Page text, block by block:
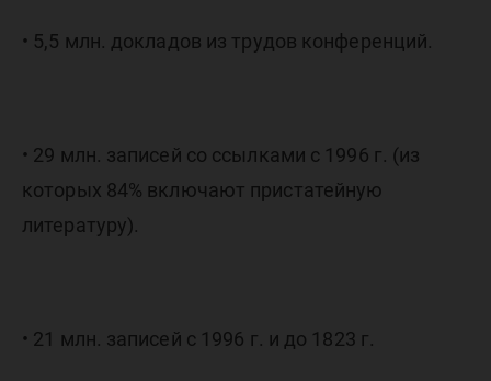
• 5,5 млн. докладов из трудов конференций.
• 29 млн. записей со ссылками с 1996 г. (из
которых 84% включают пристатейную
литературу).
• 21 млн. записей с 1996 г. и до 1823 г.